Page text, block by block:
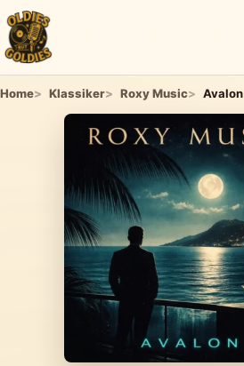
Home Klassiker Roxy Music Avalon